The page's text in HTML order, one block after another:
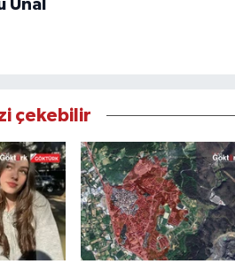
Ünal
çekebilir